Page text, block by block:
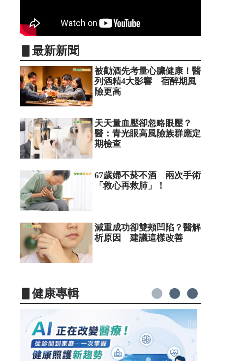
▋最新新聞
被勸酒先考量心臟健康！醫
列酒精4大影響 宿醉期風
險更高
天天量血壓卻忽略眼壓？
醫：青光眼高風險族群應定
期檢查
67歲婦不菸不酒 兩次手術
「救心再救肺」！
減重成功卻雙頰凹陷？醫解
析原因 建議這樣改善
▋健康專輯